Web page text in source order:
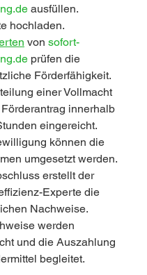
ausfüllen.
hochladen.
von sofort-
prüfen die
Förderfähigkeit.
einer Vollmacht
innerhalb
eingereicht.
können die
umgesetzt werden.
erstellt der
Experte die
Nachweise.
werden
und die Auszahlung
begleitet.